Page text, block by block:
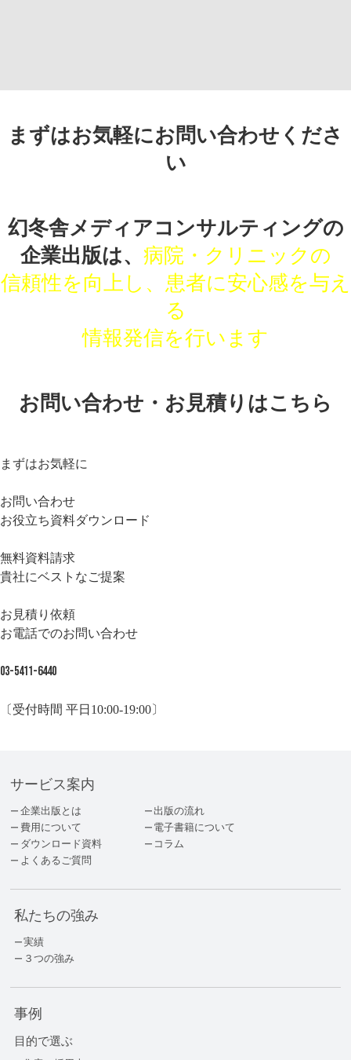
まずはお気軽にお問い合わせくださ
い
幻冬舎メディアコンサルティングの
企業出版は、 病院・クリニックの
信頼性を向上し、患者に安心感を与え
る
情報発信を行います
お問い合わせ・お見積りはこちら
まずはお気軽に
お問い合わせ
お役立ち資料ダウンロード
無料資料請求
貴社にベストなご提案
お見積り依頼
お電話でのお問い合わせ
03-5411-6440
〔受付時間 平日10:00-19:00〕
サービス案内
企業出版とは
出版の流れ
費用について
電子書籍について
ダウンロード資料
コラム
よくあるご質問
私たちの強み
実績
３つの強み
事例
目的で選ぶ